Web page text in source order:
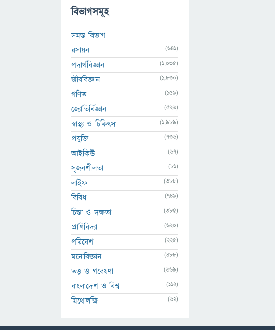
বিভাগসমূহ
সমস্ত বিভাগ
রসায়ন
(641)
পদার্থবিজ্ঞান (1,035)
জীববিজ্ঞান (1,830)
গণিত (159)
জ্যোতির্বিজ্ঞান (526)
স্বাস্থ্য ও চিকিৎসা (1,989)
প্রযুক্তি (736)
আইকিউ (67)
সৃজনশীলতা (81)
লাইফ (388)
বিবিধ (749)
চিন্তা ও দক্ষতা (385)
প্রাণিবিদ্যা (620)
পরিবেশ (225)
মনোবিজ্ঞান (488)
তত্ত্ব ও গবেষণা (669)
বাংলাদেশ ও বিশ্ব (112)
মিথোলজি (62)